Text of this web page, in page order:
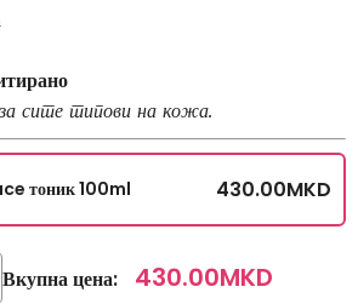
сите типови на кожа.
тоник 100ml 430.00MKD
Вкупна цена: 430.00MKD